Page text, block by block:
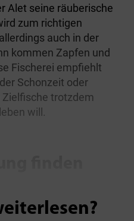
Alet seine räuberische
zum richtigen
auch in der
kommen Zapfen und
Fischerei empfiehlt
Schonzeit oder
trotzdem
will.